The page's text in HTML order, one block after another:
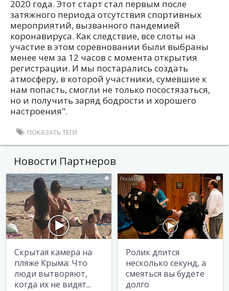
2020 года. Этот старт стал первым после
затяжного периода отсутствия спортивных
мероприятий, вызванного пандемией
коронавируса. Как следствие, все слоты на
участие в этом соревновании были выбраны
менее чем за 12 часов с момента открытия
регистрации. И мы постарались создать
атмосферу, в которой участники, сумевшие к
нам попасть, смогли не только посостязаться,
но и получить заряд бодрости и хорошего
настроения".
ПОКАЗАТЬ ТЕГИ
Новости Партнеров
i
Скрытая камера на
пляже Крыма: Что
люди вытворяют,
когда их не видят...
i
Ролик длится
несколько секунд, а
смеяться вы будете
долго